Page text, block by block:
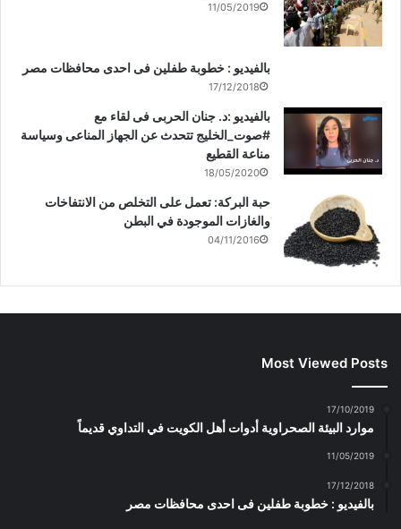
11/05/2019
بالفيديو : خطوبة طفلين فى احدى محافظات مصر
17/12/2018
بالفيديو :د. جنان الحربى فى لقاء مع
#صوت_الخليج تتحدث عن الجهاز المناعى وسياسة
مناعة القطيع
18/05/2020
حبة البركة: تعمل على التخلص من الانتفاخات
والغازات الموجودة في البطن
04/11/2016
Most Viewed Posts
17/10/2019
موارد البيئة الصحراوية أدوات أهل الكويت في التداوي قديماً
11/05/2019
17/12/2018
بالفيديو : خطوبة طفلين فى احدى محافظات مصر